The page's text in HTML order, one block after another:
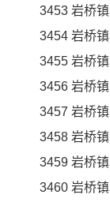
3453 岩桥
3454 岩桥
3455 岩桥
3456 岩桥
3457 岩桥
3458 岩桥
3459 岩桥
3460 岩桥